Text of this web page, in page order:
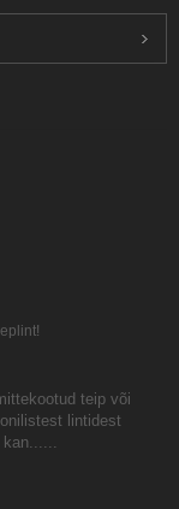
teip või
lintidest
kan......